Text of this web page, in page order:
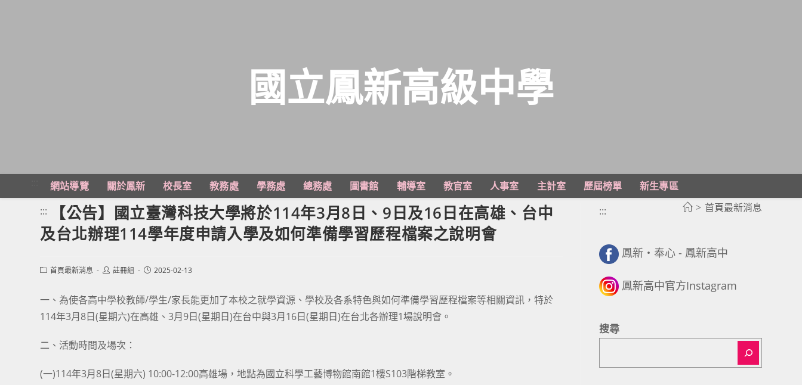
主
國立鳳新高級中學
網站導覽 關於鳳新 校長室 教務處 學務處 總務處 圖書館 輔導室 教官室 人事室 主計室 歷屆榜單
新生專區
> 首頁最新消息
:::
【公告】國立臺灣科技大學將於114年3月8日、9日及16日在高雄、台中
及台北辦理114學年度申請入學及如何準備學習歷程檔案之說明會
Post首頁最新消息
Post註冊組
Post2025-02-13
一、為使各高中學校教師/學生/家長能更加了本校之就學資源、學校及各系特色與如何準備學習歷程檔案等相關資訊，特於
114年3月8日(星期六)在高雄、3月9日(星期日)在台中與3月16日(星期日)在台北各辦理1場說明會。
二、活動時間及場次：
(一)114年3月8日(星期六) 10:00-12:00高雄場，地點為國立科學工藝博物館南館1樓S103階梯教室。
:::
鳳新・奉心 - 鳳新高中
鳳新高中官方Instagram
搜尋